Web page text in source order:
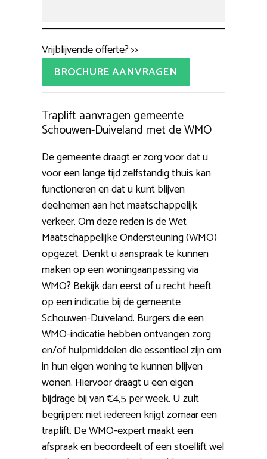
Vrijblijvende offerte? >>
BROCHURE AANVRAGEN
Traplift aanvragen gemeente
Schouwen-Duiveland met de WMO
De gemeente draagt er zorg voor dat u
voor een lange tijd zelfstandig thuis kan
functioneren en dat u kunt blijven
deelnemen aan het maatschappelijk
verkeer. Om deze reden is de Wet
Maatschappelijke Ondersteuning (WMO)
opgezet. Denkt u aanspraak te kunnen
maken op een woningaanpassing via
WMO? Bekijk dan eerst of u recht heeft
op een indicatie bij de gemeente
Schouwen-Duiveland. Burgers die een
WMO-indicatie hebben ontvangen zorg
en/of hulpmiddelen die essentieel zijn om
in hun eigen woning te kunnen blijven
wonen. Hiervoor draagt u een eigen
bijdrage bij van €4,5 per week. U zult
begrijpen: niet iedereen krijgt zomaar een
traplift. De WMO-expert maakt een
afspraak en beoordeelt of een stoellift wel